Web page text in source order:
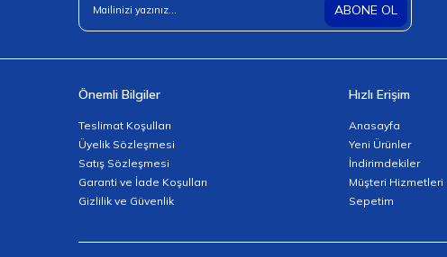
ABONE OL
Önemli Bilgiler
Teslimat Koşulları
Üyelik Sözleşmesi
Satış Sözleşmesi
Garanti ve İade Koşulları
Gizlilik ve Güvenlik
Hızlı Erişim
Anasayfa
Yeni Ürünler
İndirimdekiler
Müşteri Hizmetleri
Sepetim